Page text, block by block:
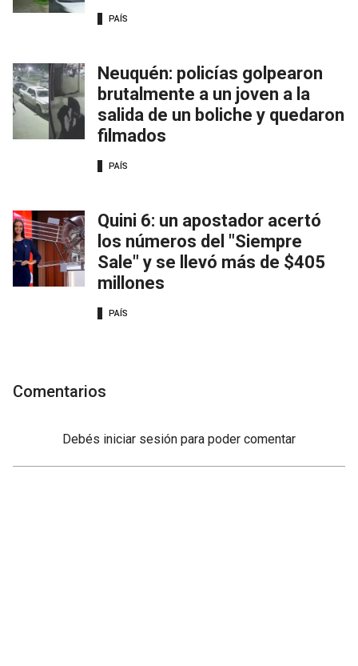
PAÍS
Neuquén: policías golpearon
brutalmente a un joven a la
salida de un boliche y quedaron
filmados
PAÍS
Quini 6: un apostador acertó
los números del "Siempre
Sale" y se llevó más de $405
millones
PAÍS
Comentarios
Debés iniciar sesión para poder comentar